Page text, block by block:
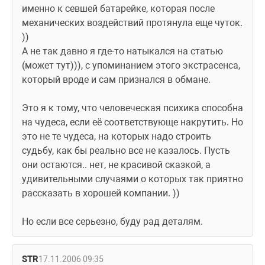
именно к севшей батарейке, которая после
механических воздействий протянула еще чуток.
))
А не так давно я где-то натыкался на статью
(может тут))), с упоминанием этого экстрасенса,
который вроде и сам признался в обмане.
Это я к тому, что человеческая психика способна
на чудеса, если её соответствующе накрутить. Но
это не те чудеса, на которых надо строить
судьбу, как бы реально все не казалось. Пусть
они остаются.. нет, не красивой сказкой, а
удивительными случаями о которых так приятно
рассказать в хорошей компании. ))
Но если все серьезно, буду рад деталям.
STR17.11.2006 09:35